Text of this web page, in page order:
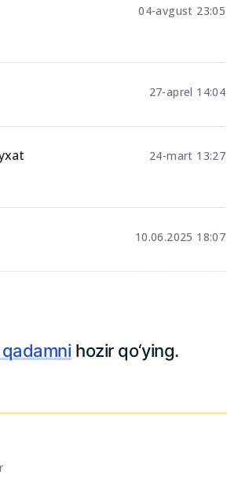
04-avgust 23:05
27-aprel 14:04
24-mart 13:27
10.06.2025 18:07